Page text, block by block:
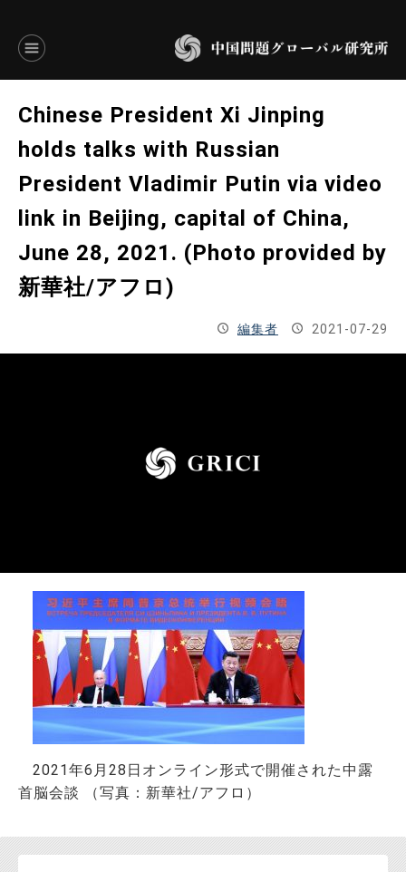
ENGLISH
JAPANESE
基本操作
研究所概要
Chinese President Xi Jinping
holds talks with Russian
President Vladimir Putin via video
link in Beijing, capital of China,
June 28, 2021. (Photo provided by
新華社/アフロ)
編集者 2021-07-29
2021年6月28日オンライン形式で開催された中露
首脳会談 （写真：新華社/アフロ）